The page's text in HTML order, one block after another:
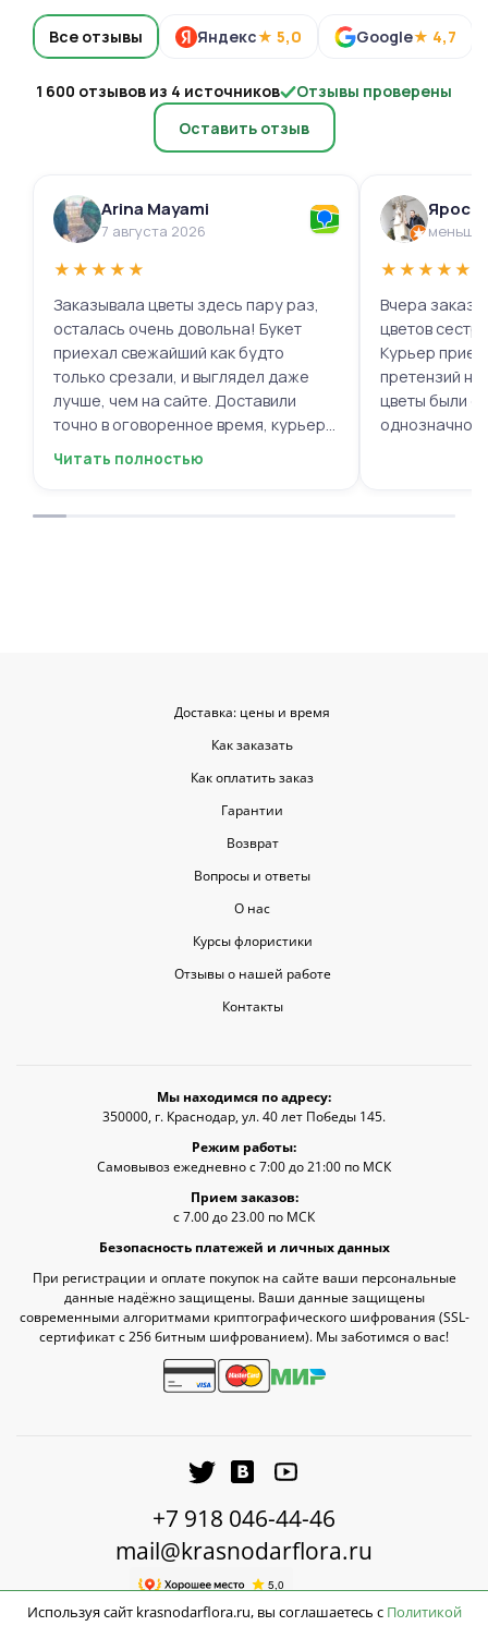
Используя сайт krasnodarflora.ru, вы соглашаетесь с Политикой
Все отзывы Яндекс★ 5,0 Google★ 4,7
1 600 отзывов из 4 источников
Отзывы проверены
Оставить отзыв
Arina Mayami
7 августа 2026
★★★★★
Заказывала цветы здесь пару раз,
осталась очень довольна! Букет
приехал свежайший как будто
только срезали, и выглядел даже
лучше, чем на сайте. Доставили
точно в оговоренное время, курьер
вежливый, ещё и открытку с тёплыми
приятными. Однозначно буду
Читать полностью
меньше
★★★★★
Вчера
цветов
Курьер
претензий
цветы были
однозначно.
Доставка: цены и время
Как заказать
Как оплатить заказ
Гарантии
Возврат
Вопросы и ответы
О нас
Курсы флористики
Отзывы о нашей работе
Контакты
Мы находимся по адресу:
350000, г. Краснодар, ул. 40 лет Победы 145.
Режим работы:
Самовывоз ежедневно с 7:00 до 21:00 по МСК
Прием заказов:
с 7.00 до 23.00 по МСК
Безопасность платежей и личных данных
При регистрации и оплате покупок на сайте ваши персональные
данные надёжно защищены. Ваши данные защищены
современными алгоритмами криптографического шифрования (SSL-
сертификат c 256 битным шифрованием). Мы заботимся о вас!
+7 918 046-44-46
mail@krasnodarflora.ru